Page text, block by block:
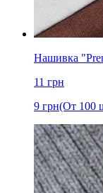
Нашивка
11 грн
9 грн(От 100